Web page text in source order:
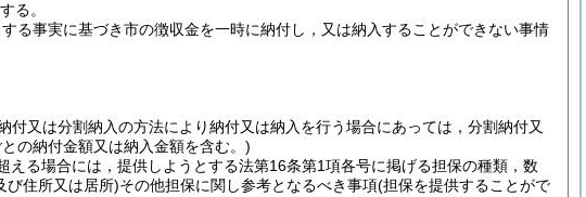
る。
る事実に基づき市の徴収金を一時に納付し，又は納入することができない事情
付又は分割納入の方法により納付又は納入を行う場合にあっては，分割納付又
の納付金額又は納入金額を含む。)
る場合には，提供しようとする法第16条第1項各号に掲げる担保の種類，数
び住所又は居所)その他担保に関し参考となるべき事項(担保を提供することがで